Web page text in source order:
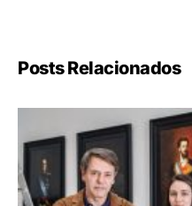
Posts Relacionados